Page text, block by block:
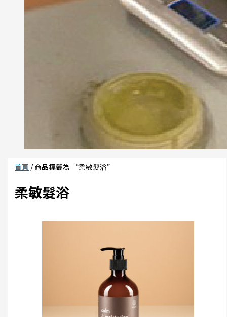
首頁 / 商品標籤為 “柔敏髮浴”
柔敏髮浴